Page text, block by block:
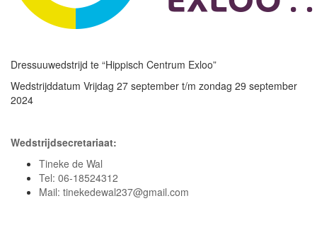
Dressuuwedstrijd te “Hippisch Centrum Exloo”
Wedstrijddatum Vrijdag 27 september t/m zondag 29 september
2024
Wedstrijdsecretariaat:
Tineke de Wal
Tel: 06-18524312
Mail: tinekedewal237@gmail.com